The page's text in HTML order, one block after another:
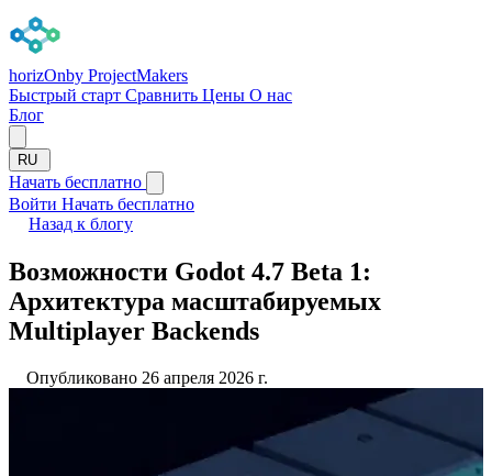
horizOnby ProjectMakers
Быстрый старт Сравнить Цены О нас
Блог
RU
Начать бесплатно
Войти Начать бесплатно
Назад к блогу
Возможности Godot 4.7 Beta 1:
Архитектура масштабируемых
Multiplayer Backends
Опубликовано 26 апреля 2026 г.